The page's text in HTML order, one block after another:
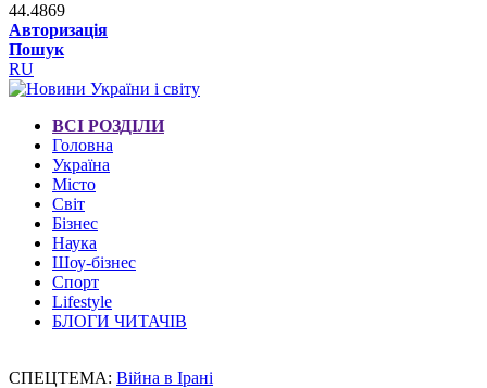
44.4869
Авторизація
Пошук
RU
ВСІ РОЗДІЛИ
Головна
Україна
Місто
Світ
Бізнес
Наука
Шоу-бізнес
Спорт
Lifestyle
БЛОГИ ЧИТАЧІВ
СПЕЦТЕМА: Війна в Ірані